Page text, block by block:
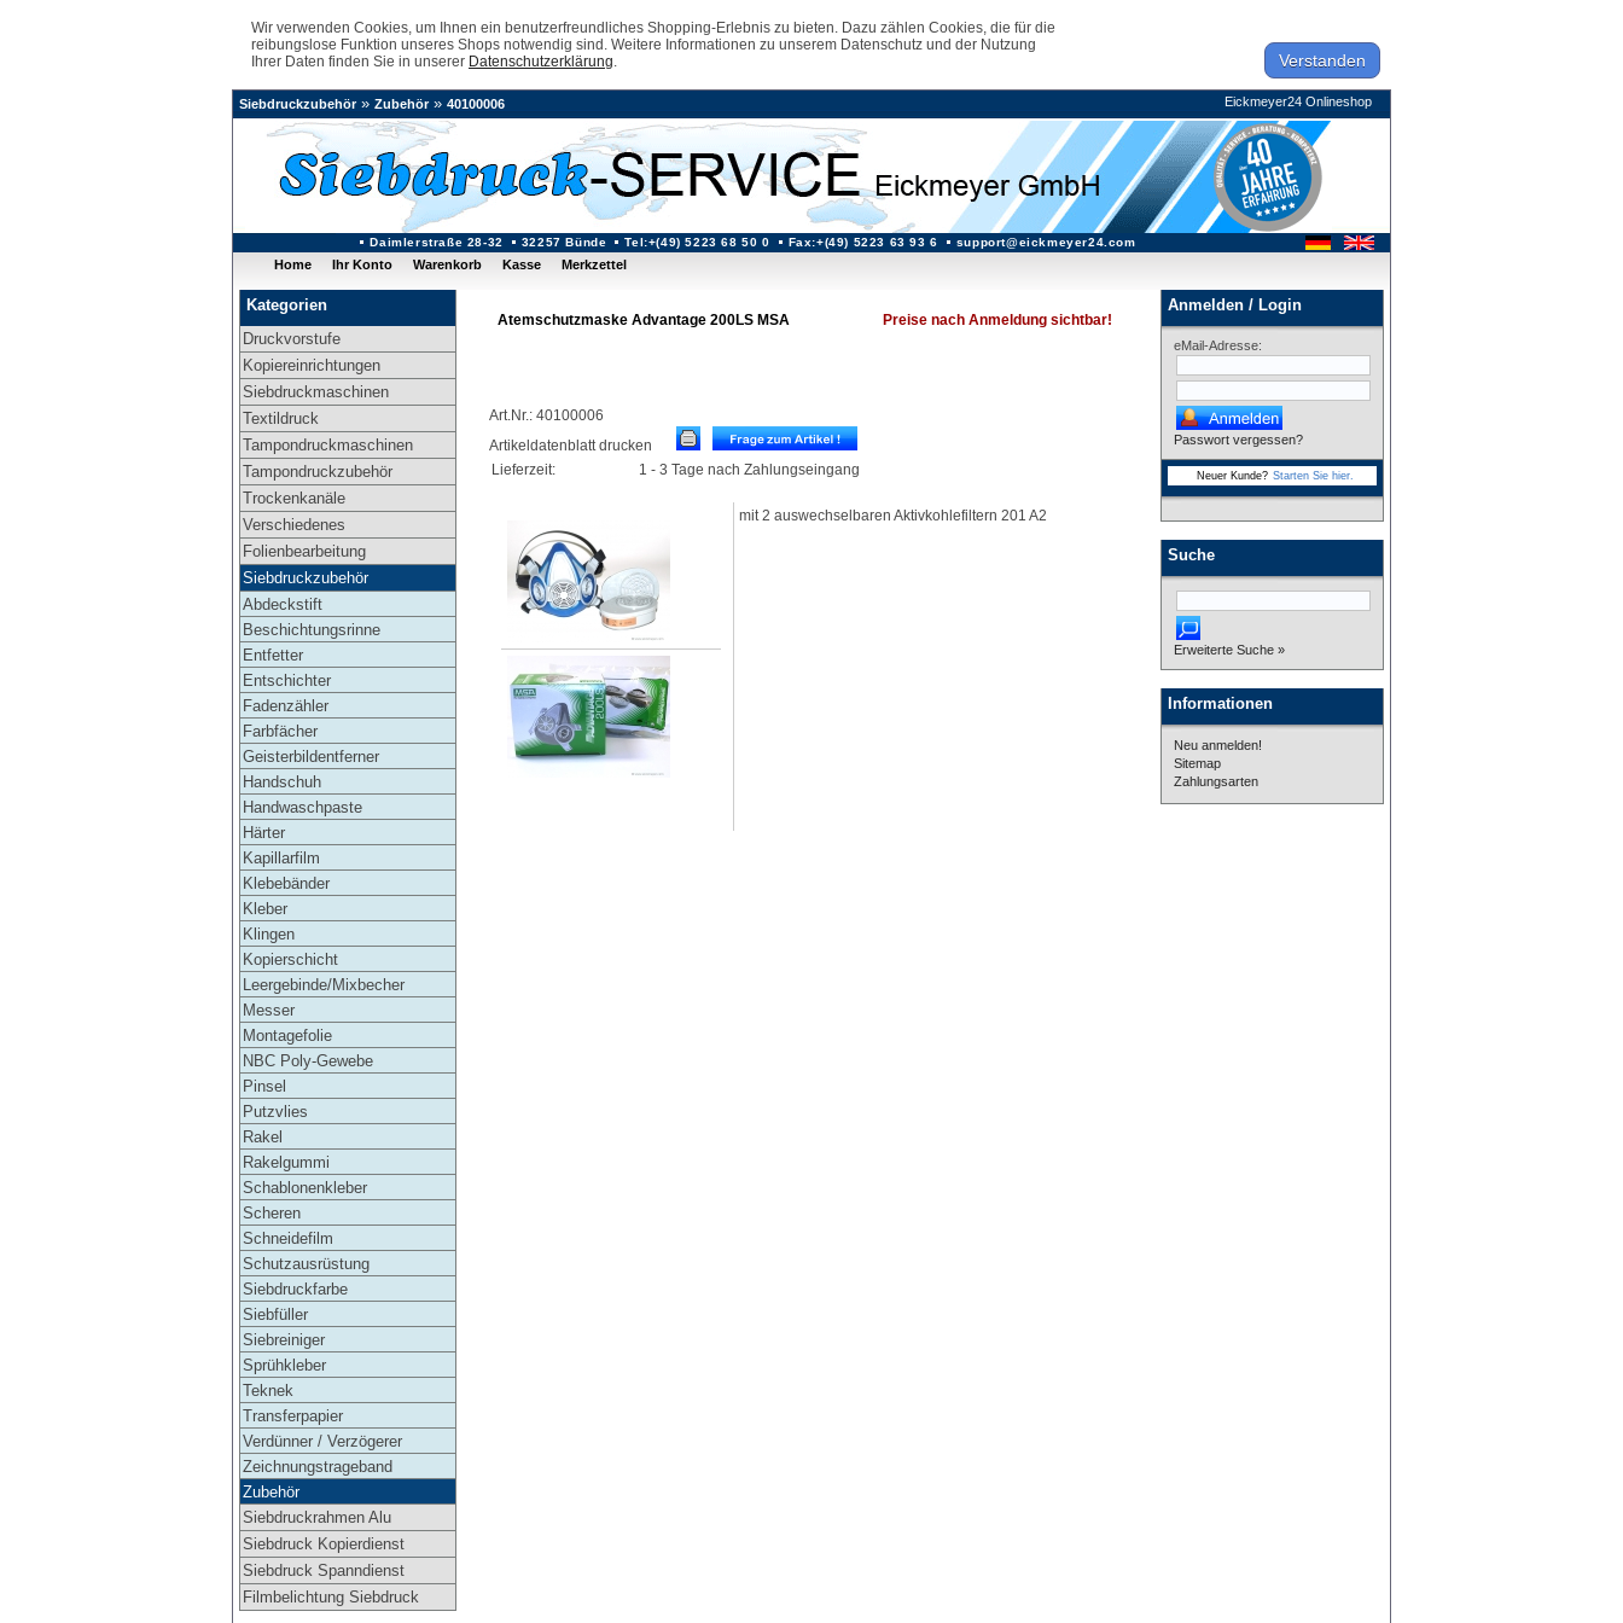
Wir verwenden Cookies, um Ihnen ein benutzerfreundliches Shopping-Erlebnis zu bieten. Dazu zählen Cookies, die für die
reibungslose Funktion unseres Shops notwendig sind. Weitere Informationen zu unserem Datenschutz und der Nutzung
Ihrer Daten finden Sie in unserer Datenschutzerklärung. Verstanden
Eickmeyer24 Onlineshop
Daimlerstraße 28-32 32257 Bünde Tel:+(49) 5223 68 50 0 Fax:+(49) 5223 63 93 6 support@eickmeyer24.com
Siebdruckzubehör» Zubehör» 40100006
Home Ihr Konto Warenkorb Kasse Merkzettel
Kategorien
Druckvorstufe
Kopiereinrichtungen
Siebdruckmaschinen
Textildruck
Tampondruckmaschinen
Tampondruckzubehör
Trockenkanäle
Verschiedenes
Folienbearbeitung
Siebdruckzubehör
Abdeckstift
Beschichtungsrinne
Entfetter
Entschichter
Fadenzähler
Farbfächer
Geisterbildentferner
Handschuh
Handwaschpaste
Härter
Kapillarfilm
Klebebänder
Kleber
Klingen
Kopierschicht
Leergebinde/Mixbecher
Messer
Montagefolie
NBC Poly-Gewebe
Pinsel
Putzvlies
Rakel
Rakelgummi
Schablonenkleber
Scheren
Schneidefilm
Schutzausrüstung
Siebdruckfarbe
Siebfüller
Siebreiniger
Sprühkleber
Teknek
Transferpapier
Verdünner / Verzögerer
Zeichnungstrageband
Zubehör
Siebdruckrahmen Alu
Siebdruck Kopierdienst
Siebdruck Spanndienst
Filmbelichtung Siebdruck
Anmelden / Login
eMail-Adresse:
Passwort vergessen?
Neuer Kunde? Starten Sie hier.
Suche
Erweiterte Suche »
Informationen
Neu anmelden!
Sitemap
Zahlungsarten
Atemschutzmaske Advantage 200LS MSA Preise nach Anmeldung sichtbar!
Art.Nr.: 40100006
Artikeldatenblatt drucken
Lieferzeit:
1 - 3 Tage nach Zahlungseingang
mit 2 auswechselbaren Aktivkohlefiltern 201 A2